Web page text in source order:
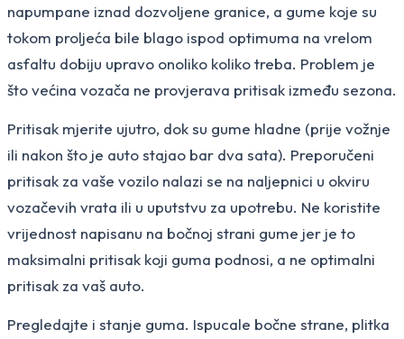
napumpane iznad dozvoljene granice, a gume koje su
tokom proljeća bile blago ispod optimuma na vrelom
asfaltu dobiju upravo onoliko koliko treba. Problem je
što većina vozača ne provjerava pritisak između sezona.
Pritisak mjerite ujutro, dok su gume hladne (prije vožnje
ili nakon što je auto stajao bar dva sata). Preporučeni
pritisak za vaše vozilo nalazi se na naljepnici u okviru
vozačevih vrata ili u uputstvu za upotrebu. Ne koristite
vrijednost napisanu na bočnoj strani gume jer je to
maksimalni pritisak koji guma podnosi, a ne optimalni
pritisak za vaš auto.
Pregledajte i stanje guma. Ispucale bočne strane, plitka